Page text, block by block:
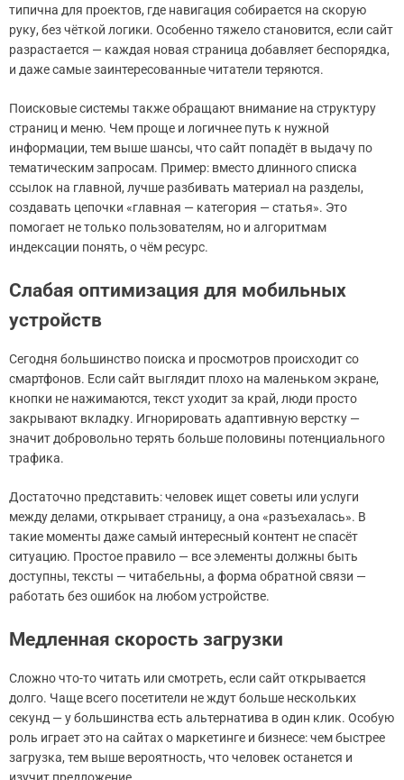
типична для проектов, где навигация собирается на скорую
руку, без чёткой логики. Особенно тяжело становится, если сайт
разрастается — каждая новая страница добавляет беспорядка,
и даже самые заинтересованные читатели теряются.
Поисковые системы также обращают внимание на структуру
страниц и меню. Чем проще и логичнее путь к нужной
информации, тем выше шансы, что сайт попадёт в выдачу по
тематическим запросам. Пример: вместо длинного списка
ссылок на главной, лучше разбивать материал на разделы,
создавать цепочки «главная — категория — статья». Это
помогает не только пользователям, но и алгоритмам
индексации понять, о чём ресурс.
Слабая оптимизация для мобильных
устройств
Сегодня большинство поиска и просмотров происходит со
смартфонов. Если сайт выглядит плохо на маленьком экране,
кнопки не нажимаются, текст уходит за край, люди просто
закрывают вкладку. Игнорировать адаптивную верстку —
значит добровольно терять больше половины потенциального
трафика.
Достаточно представить: человек ищет советы или услуги
между делами, открывает страницу, а она «разъехалась». В
такие моменты даже самый интересный контент не спасёт
ситуацию. Простое правило — все элементы должны быть
доступны, тексты — читабельны, а форма обратной связи —
работать без ошибок на любом устройстве.
Медленная скорость загрузки
Сложно что-то читать или смотреть, если сайт открывается
долго. Чаще всего посетители не ждут больше нескольких
секунд — у большинства есть альтернатива в один клик. Особую
роль играет это на сайтах о маркетинге и бизнесе: чем быстрее
загрузка, тем выше вероятность, что человек останется и